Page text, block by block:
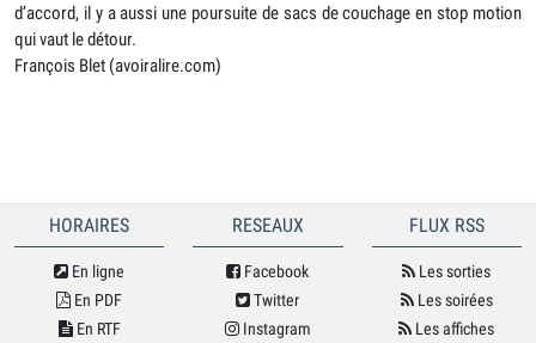
d’accord, il y a aussi une poursuite de sacs de couchage en stop motion
qui vaut le détour.
François Blet (avoiralire.com)
HORAIRES
En ligne
En PDF
En RTF
RESEAUX
Facebook
Twitter
Instagram
FLUX RSS
Les sorties
Les soirées
Les affiches